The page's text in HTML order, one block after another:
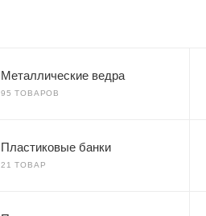
Металлические ведра
95 ТОВАРОВ
Пластиковые банки
21 ТОВАР